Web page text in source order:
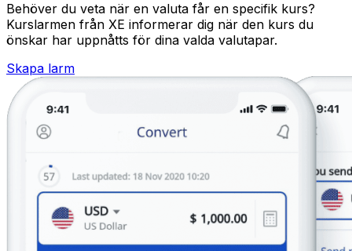
Behöver du veta när en valuta får en specifik kurs?
Kurslarmen från XE informerar dig när den kurs du
önskar har uppnåtts för dina valda valutapar.
Skapa larm